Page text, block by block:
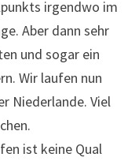
Höhepunkten
Kurve und
Andere
sind mittlerweile
Läufer.